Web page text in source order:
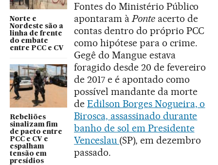
Norte e
Nordeste são a
linha de frente
do embate
entre PCC e CV
Rebeliões
sinalizam fim
de pacto entre
PCC e CV e
espalham
tensão em
presídios
Fontes do Ministério Público
apontaram àPonteacerto de
contas dentro do próprio PCC
como hipótese para o crime.
Gegê do Mangue estava
foragido desde 20 de fevereiro
de 2017 e é apontado como
possível mandante da morte
de Edilson Borges Nogueira, o
Birosca, assassinado durante
banho de sol em Presidente
Venceslau (SP), em dezembro
passado.